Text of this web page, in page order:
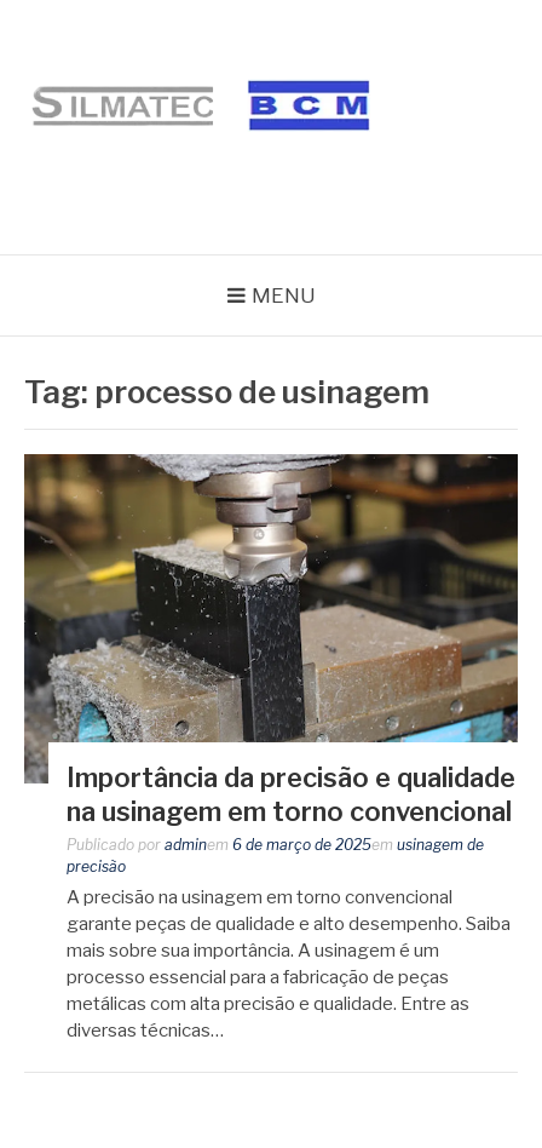
conteúdo
MENU
Tag: processo de usinagem
Importância da precisão e qualidade
na usinagem em torno convencional
Publicado por adminem 6 de março de 2025em usinagem de
precisão
A precisão na usinagem em torno convencional
garante peças de qualidade e alto desempenho. Saiba
mais sobre sua importância. A usinagem é um
processo essencial para a fabricação de peças
metálicas com alta precisão e qualidade. Entre as
diversas técnicas…